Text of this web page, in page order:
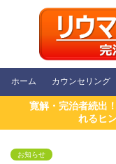
ホーム カウンセリング
寛解・完治者続出
れるヒ
お知らせ